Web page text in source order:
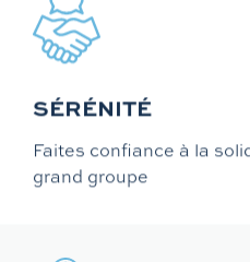
SÉRÉNITÉ
Faites confiance à la
grand groupe